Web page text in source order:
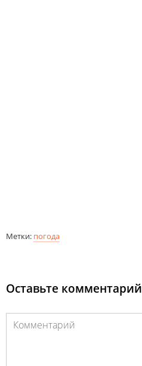
Метки: погода
Оставьте комментарий